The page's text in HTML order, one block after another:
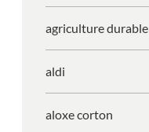
agriculture durable
aldi
aloxe corton